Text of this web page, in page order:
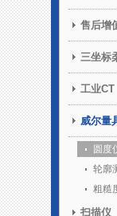
售后增
三坐标
工业CT
威尔量
圆度
轮廓
粗糙
扫描仪